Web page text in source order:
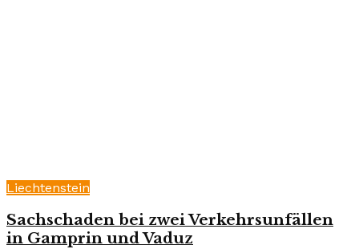
Liechtenstein
Sachschaden bei zwei Verkehrsunfällen
in Gamprin und Vaduz